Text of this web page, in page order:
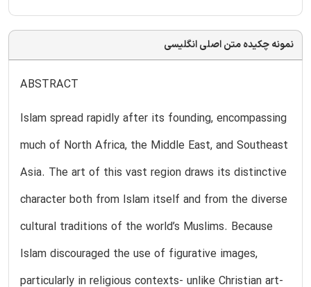
نمونه چکیده متن اصلی انگلیسی
ABSTRACT
Islam spread rapidly after its founding, encompassing
much of North Africa, the Middle East, and Southeast
Asia. The art of this vast region draws its distinctive
character both from Islam itself and from the diverse
cultural traditions of the world’s Muslims. Because
Islam discouraged the use of figurative images,
particularly in religious contexts- unlike Christian art-